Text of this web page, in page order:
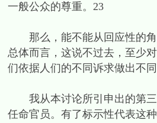
一般公众的尊重。23
那么，能不能从回应性的角
总体而言，这说不过去，至少
们依据人们的不同诉求做出不
我从本讨论所引申出的第三
任命官员。有了标示性代表这